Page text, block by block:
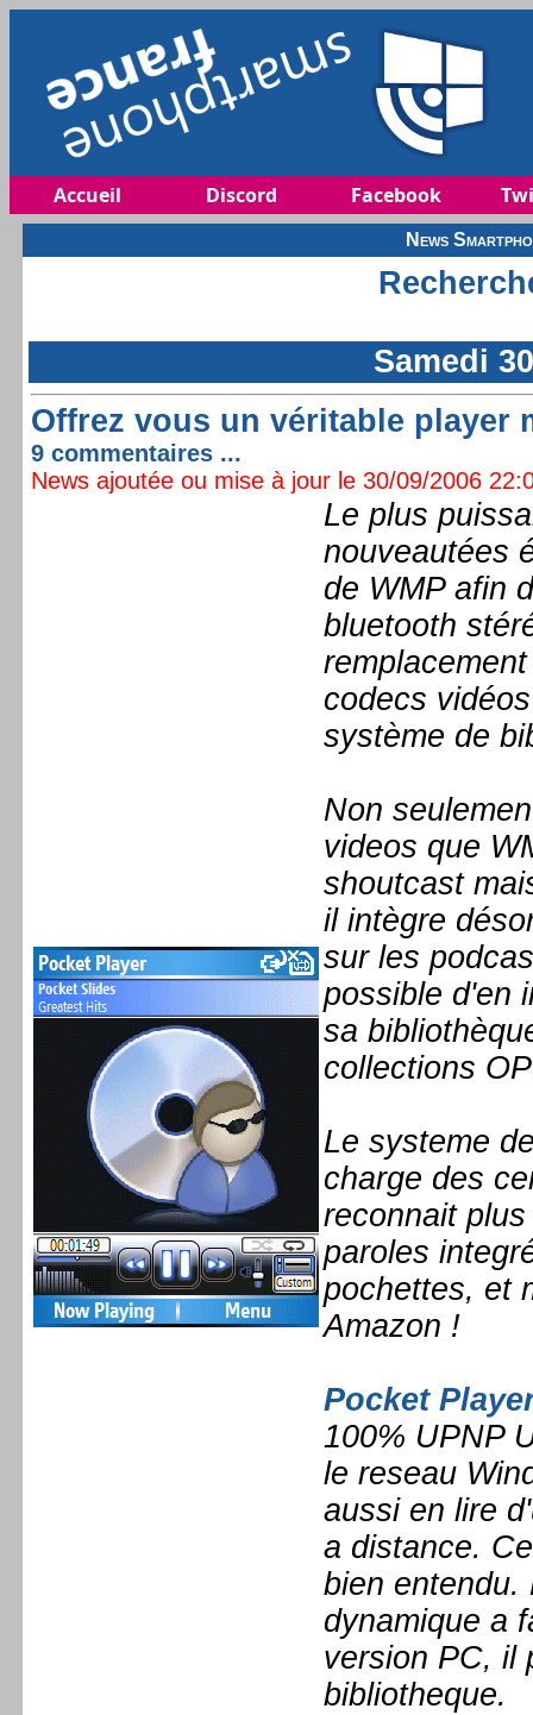
Accueil Discord Facebook
News
Samedi
Offrez vous un véritable player
9 commentaires ...
News ajoutée ou mise à jour le 30/09/2006
Le plus
nouveautées
de WMP afin
bluetooth
codecs
système de
Non
videos que
shoutcast
il intègre
sur les
possible d'en
sa
collections
Le systeme
charge des
reconnait
paroles
pochettes, et
Amazon !
Pocket
100% UPNP
le reseau
aussi en lire
a distance.
bien entendu.
dynamique a
version PC, il
bibliotheque.